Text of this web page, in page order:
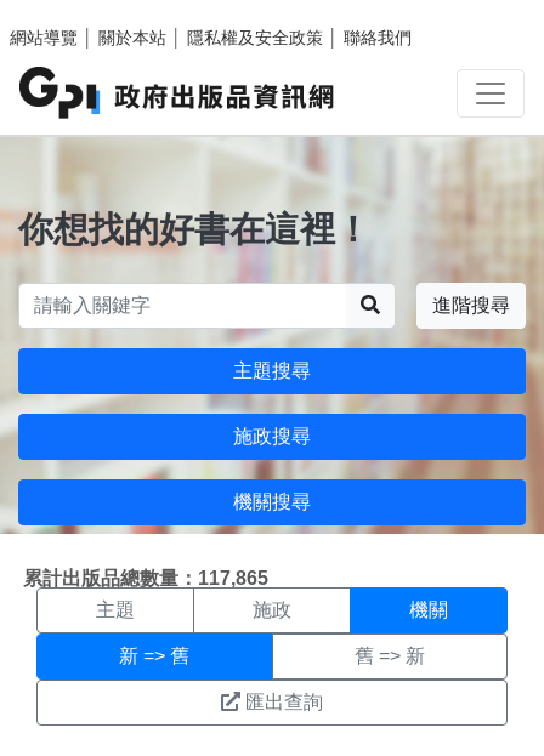
網站導覽
關於本站 隱私權及安全政策 聯絡我們
你想找的好書在這裡！
進階搜尋
主題搜尋
施政搜尋
機關搜尋
累計出版品總數量：117,865
機關搜尋結果頁面
主題 施政 機關
新 => 舊 舊 => 新
匯出查詢